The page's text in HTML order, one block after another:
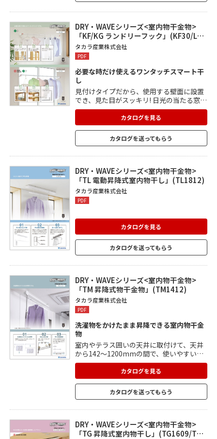
DRY・WAVEシリーズ<室内物干金物>
「KF/KG ランドリーフック」(KF30/L…
タカラ産業株式会社
PDF
必要な時だけ使えるワンタッチスマート干
し
見付けタイプだから、使用する壁面に設置
でき、見た目がスッキリ! 日光の当たる窓枠
に設置することで、室内干しの効率もアッ
プします。 使用しないときはアームを簡単
に収納でき、専用竿を使用することで、竿
ごとの収納も可能。 ワンタッチでスマート
に操作が完了するため、必要な時だけアー
カタログを見る
カタログを送ってもらう
DRY・WAVEシリーズ<室内物干金物>
「TL 電動昇降式室内物干し」(TL1812)
タカラ産業株式会社
PDF
カタログを見る
カタログを送ってもらう
DRY・WAVEシリーズ<室内物干金物>
「TM 昇降式物干金物」(TM1412)
タカラ産業株式会社
PDF
洗濯物をかけたまま昇降できる室内物干金
物
室内やテラス囲いの天井に取付けて、天井
から142～1200mmの間で、使いやすい高
さに竿を昇降して洗濯物を干せる物干金物
です。 洗濯物をかけたあと、竿を上部へ上
げれば、下のスペースが有効活用できま
す。 天井・下地ピッチを気にせず、自在な
幅で取付け可能。 より多くの洗濯物を干せ
カタログを見る
カタログを送ってもらう
DRY・WAVEシリーズ<室内物干金物>
「TG 昇降式室内物干し」(TG1609/T…